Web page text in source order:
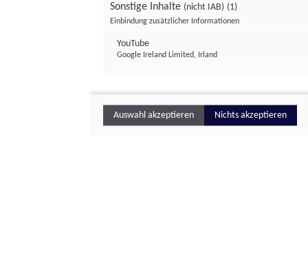
Sonstige Inhalte (nicht IAB) (1)
Einbindung zusätzlicher Informationen
YouTube
Google Ireland Limited, Irland
Auswahl akzeptieren Nichts akzeptieren